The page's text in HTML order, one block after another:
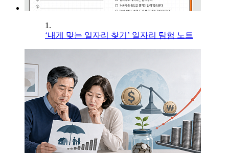
1.
‘내게 맞는 일자리 찾기’ 일자리 탐험 노트